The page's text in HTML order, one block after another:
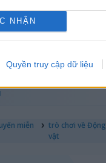
NHẬN
Quyền truy cập dữ liệu
miễn
trò chơi về Động
vật